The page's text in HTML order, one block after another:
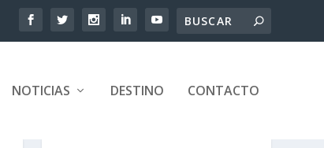
NOTICIAS DESTINO CONTACTO